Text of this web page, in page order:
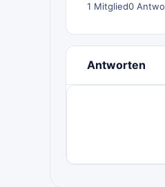
1 Mitglied0
Antworten